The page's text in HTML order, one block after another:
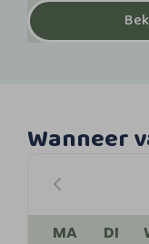
Wanneer
MA DI